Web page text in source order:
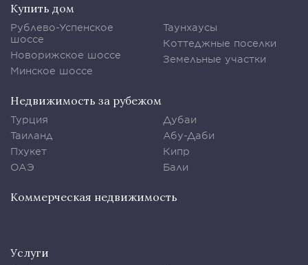
Купить дом
Рублево-Успенское
шоссе
Новорижское шоссе
Минское шоссе
Таунхаусы
Коттеджные поселки
Земельные участки
Недвижимость за рубежом
Турция
Таиланд
Пхукет
ОАЭ
Дубаи
Абу-Даби
Кипр
Бали
Коммерческая недвижимость
Услуги